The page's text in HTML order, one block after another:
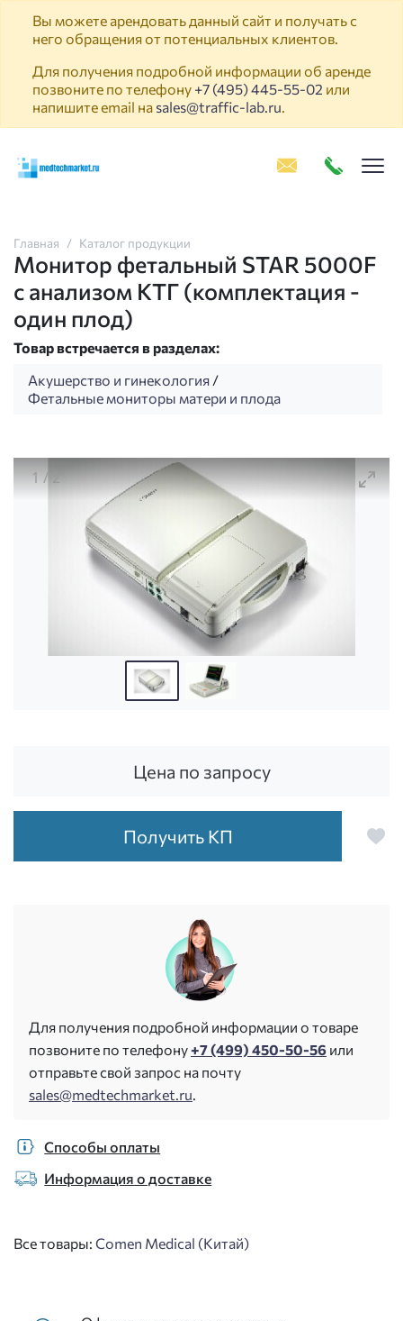
Вы можете арендовать данный сайт и получать с
него обращения от потенциальных клиентов.
Для получения подробной информации об аренде
позвоните по телефону +7 (495) 445-55-02 или
напишите email на sales@traffic-lab.ru.
Главная Каталог продукции
Монитор фетальный STAR 5000F
с анализом КТГ (комплектация -
один плод)
Товар встречается в разделах:
Акушерство и гинекология /
Фетальные мониторы матери и плода
Монитор фетальный STAR 5000F с анализом КТГ
1/2
Цена по запросу
Получить КП
Для получения подробной информации о товаре
позвоните по телефону+7 (499) 450-50-56 или
отправьте свой запрос на почту
sales@medtechmarket.ru.
Способы оплаты
Информация о доставке
Все товары: Comen Medical (Китай)